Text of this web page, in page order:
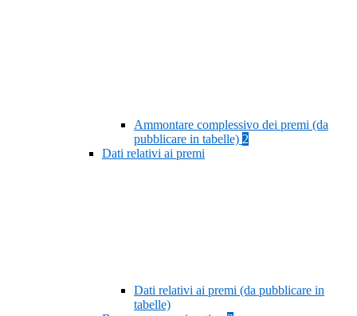
Ammontare complessivo dei premi (da
pubblicare in tabelle) 2
Dati relativi ai premi
Dati relativi ai premi (da pubblicare in
tabelle)